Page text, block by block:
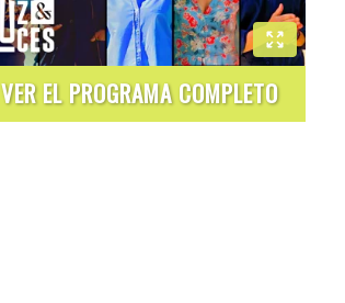
VER EL PROGRAMA COMPLETO